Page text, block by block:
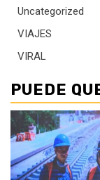
Uncategorized
VIAJES
VIRAL
PUEDE